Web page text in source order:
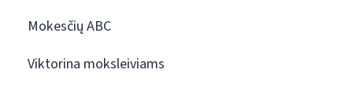
Mokesčių ABC
Viktorina moksleiviams